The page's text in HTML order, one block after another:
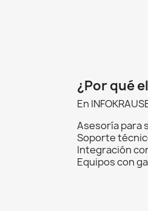
¿Por qué
En
Asesoría para
Soporte
Integración
Equipos con